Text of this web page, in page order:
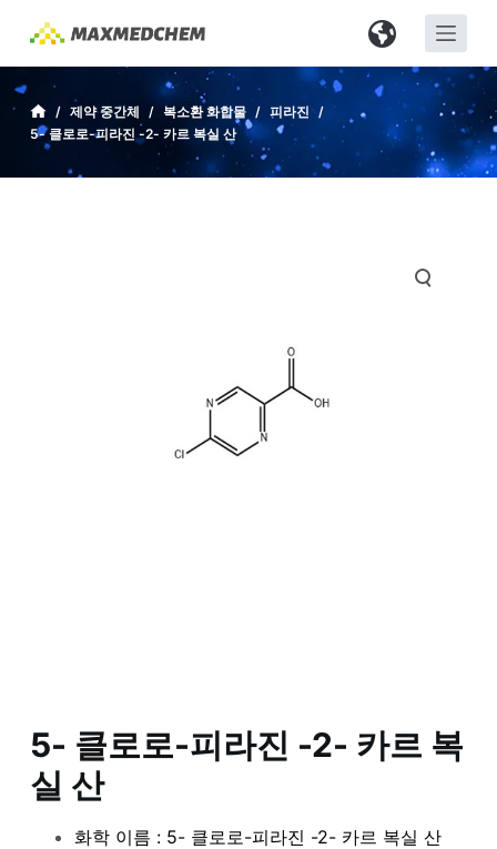
i
p
/ 제약 중간체 / 복소환 화합물 / 피라진 /
5- 클로로-피라진 -2- 카르 복실 산
5- 클로로-피라진 -2- 카르 복
실 산
화학 이름 : 5- 클로로-피라진 -2- 카르 복실 산